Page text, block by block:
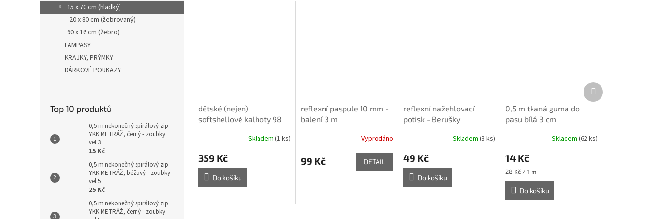
15 x 70 cm (hladký)
20 x 80 cm (žebrovaný)
90 x 16 cm (žebro)
LAMPASY
KRAJKY, PRÝMKY
DÁRKOVÉ POUKAZY
Top 10 produktů
0,5 m nekonečný spirálový zip
YKK METRÁŽ, černý - zoubky
vel.3
15 Kč
0,5 m nekonečný spirálový zip
YKK METRÁŽ, béžový - zoubky
vel.5
25 Kč
0,5 m nekonečný spirálový zip
YKK METRÁŽ, černý - zoubky
dětské (nejen)
softshellové kalhoty 98
střih CaramillaSkladem (1 ks)
359 Kč
Do košíku
reflexní paspule 10 mm -
balení 3 m
Vyprodáno
99 Kč DETAIL
reflexní nažehlovací
potisk - Berušky
Skladem(3 ks)
49 Kč
Do košíku
0,5 m tkaná guma do
pasu bílá 3 cm
Skladem (62 ks)
14 Kč
Měrná
cena:
28 Kč / 1 m
Do košíku
Další
produkt